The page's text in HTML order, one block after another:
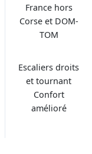
France hors
Corse et DOM-
TOM
Escaliers droits
et tournant
Confort
amélioré